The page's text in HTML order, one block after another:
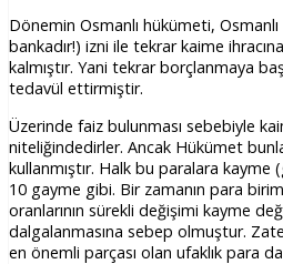
Dönemin Osmanlı hükümeti, Osmanlı
bankadır!) izni ile tekrar kaime
kalmıştır. Yani tekrar borçlanmaya
tedavül ettirmiştir.
Üzerinde faiz bulunması sebebiyle
niteliğindedirler. Ancak Hükümet
kullanmıştır. Halk bu paralara
10 gayme gibi. Bir zamanın para
oranlarının sürekli değişimi kayme
dalgalanmasına sebep olmuştur.
en önemli parçası olan ufaklık para